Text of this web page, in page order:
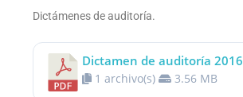
Dictámenes de auditoría.
Dictamen de auditoría 2016
1 archivo(s) 3.56 MB